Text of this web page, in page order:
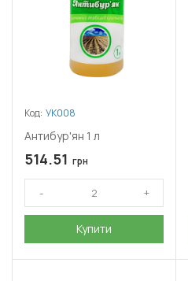
Код: УК008
Антибур'ян 1 л
514.51 грн
Купити